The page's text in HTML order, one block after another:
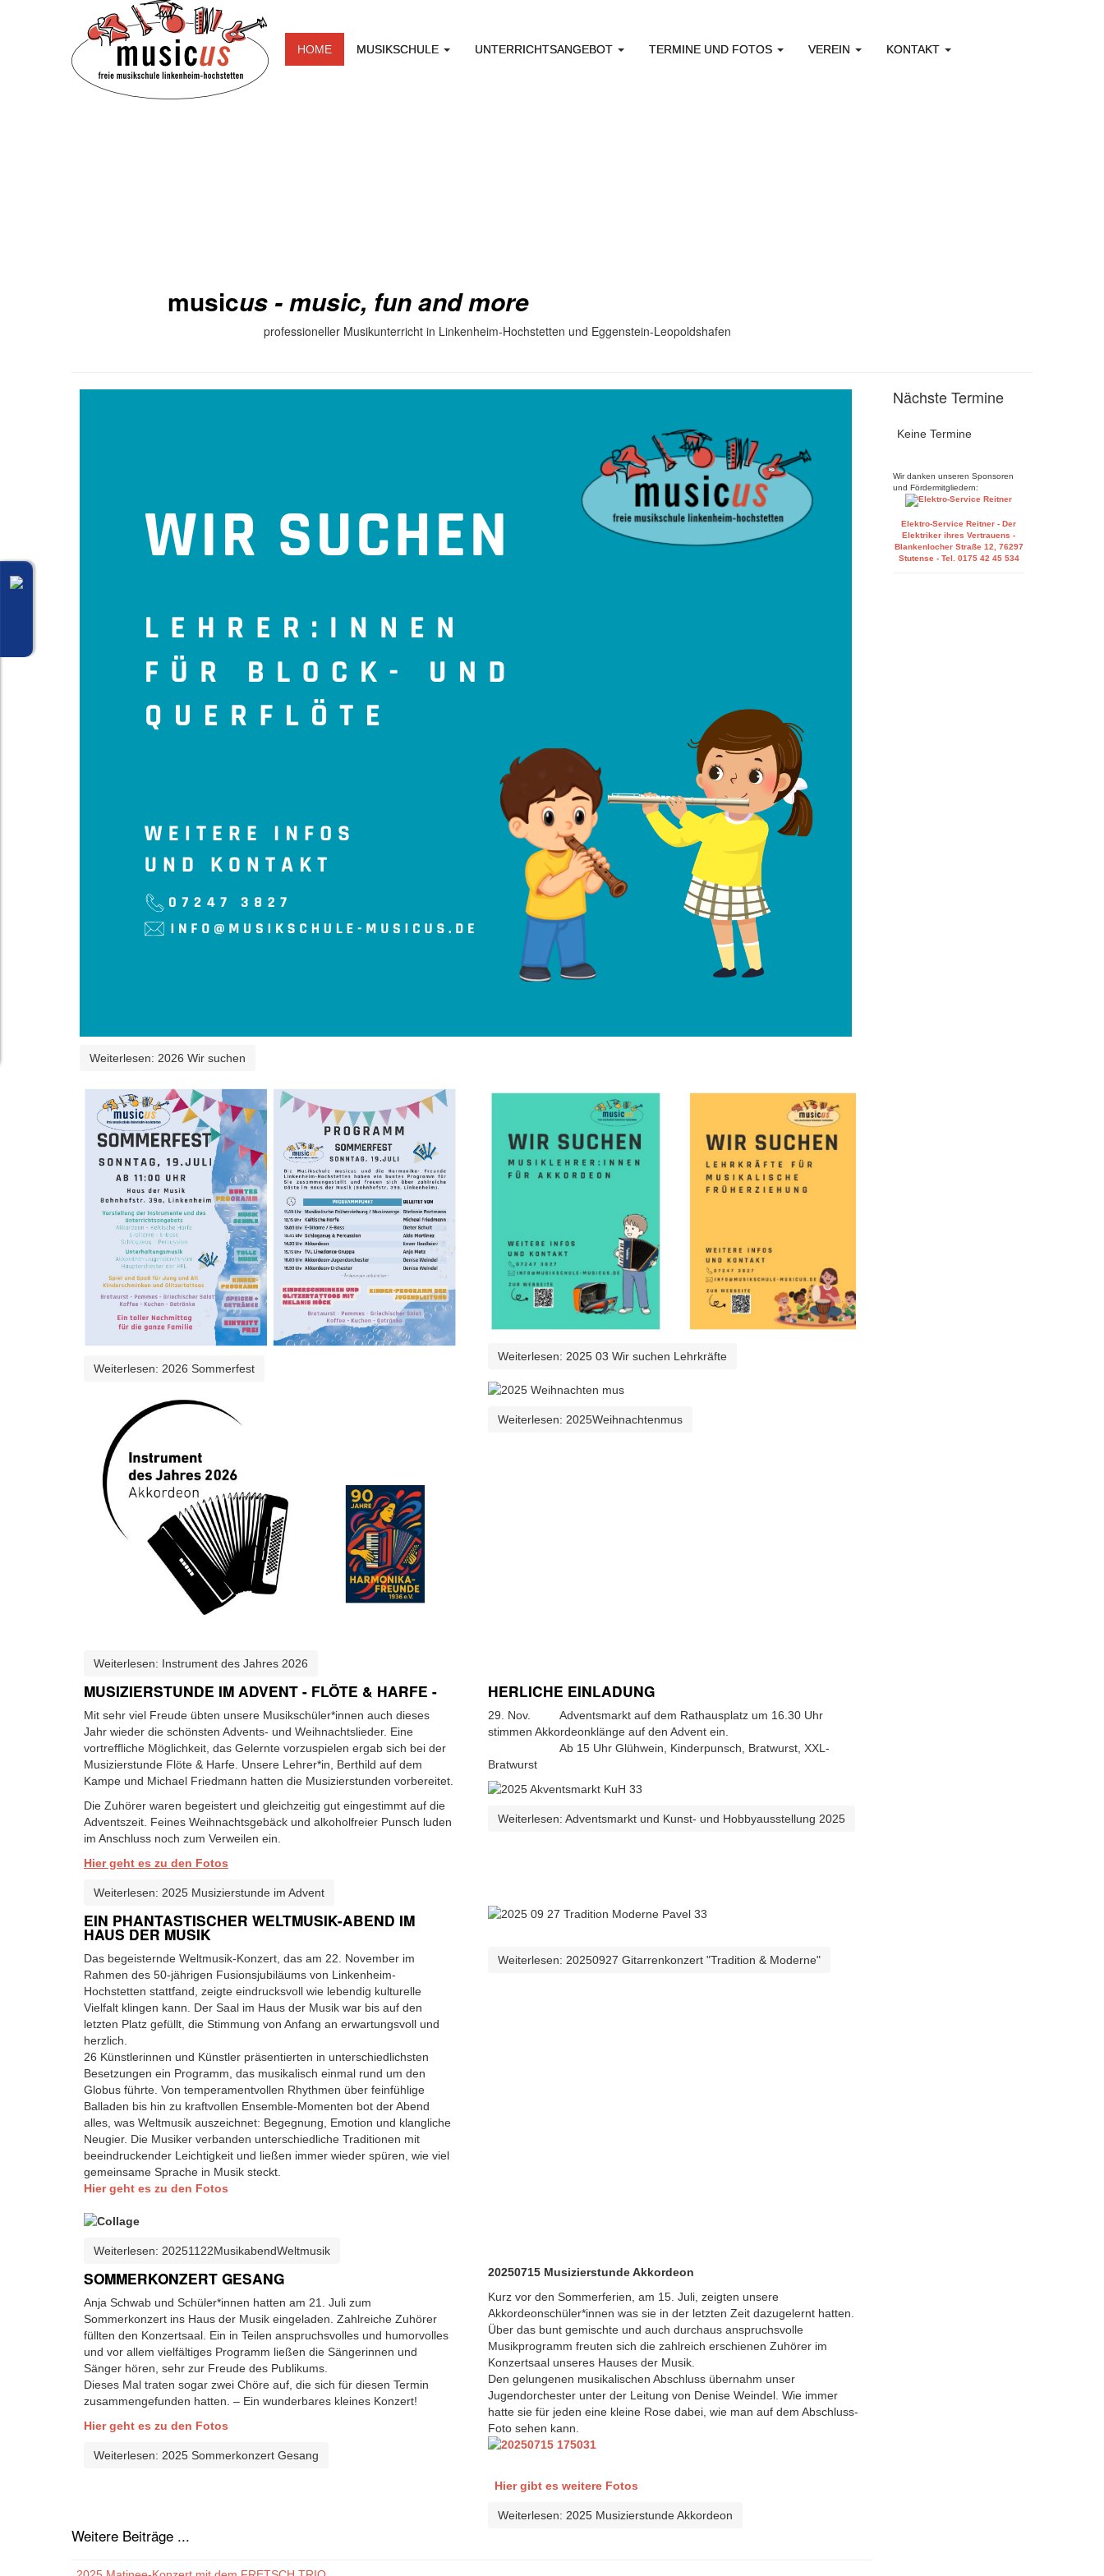
HOME MUSIKSCHULE UNTERRICHTSANGEBOT TERMINE UND FOTOS VEREIN KONTAKT
musicus - music, fun and more
professioneller Musikunterricht in Linkenheim-Hochstetten und Eggenstein-Leopoldshafen
Weiterlesen: 2026 Wir suchen
Weiterlesen: 2026 Sommerfest
Weiterlesen: 2025 03 Wir suchen Lehrkräfte
Weiterlesen: Instrument des Jahres 2026
Weiterlesen: 2025Weihnachtenmus
MUSIZIERSTUNDE IM ADVENT - FLÖTE & HARFE -
Mit sehr viel Freude übten unsere Musikschüler*innen auch dieses
Jahr wieder die schönsten Advents- und Weihnachtslieder. Eine
vortreffliche Möglichkeit, das Gelernte vorzuspielen ergab sich bei der
Musizierstunde Flöte & Harfe. Unsere Lehrer*in, Berthild auf dem
Kampe und Michael Friedmann hatten die Musizierstunden vorbereitet.
Die Zuhörer waren begeistert und gleichzeitig gut eingestimmt auf die
Adventszeit. Feines Weihnachtsgebäck und alkoholfreier Punsch luden
im Anschluss noch zum Verweilen ein.
Hier geht es zu den Fotos
Weiterlesen: 2025 Musizierstunde im Advent
HERLICHE EINLADUNG
29. Nov. Adventsmarkt auf dem Rathausplatz um 16.30 Uhr
stimmen Akkordeonklänge auf den Advent ein.
Ab 15 Uhr Glühwein, Kinderpunsch, Bratwurst, XXL-
Bratwurst
Weiterlesen: Adventsmarkt und Kunst- und Hobbyausstellung 2025
EIN PHANTASTISCHER WELTMUSIK-ABEND IM
HAUS DER MUSIK
Das begeisternde Weltmusik-Konzert, das am 22. November im
Rahmen des 50-jährigen Fusionsjubiläums von Linkenheim-
Hochstetten stattfand, zeigte eindrucksvoll wie lebendig kulturelle
Vielfalt klingen kann. Der Saal im Haus der Musik war bis auf den
letzten Platz gefüllt, die Stimmung von Anfang an erwartungsvoll und
herzlich.
26 Künstlerinnen und Künstler präsentierten in unterschiedlichsten
Besetzungen ein Programm, das musikalisch einmal rund um den
Globus führte. Von temperamentvollen Rhythmen über feinfühlige
Balladen bis hin zu kraftvollen Ensemble-Momenten bot der Abend
alles, was Weltmusik auszeichnet: Begegnung, Emotion und klangliche
Neugier. Die Musiker verbanden unterschiedliche Traditionen mit
beeindruckender Leichtigkeit und ließen immer wieder spüren, wie viel
gemeinsame Sprache in Musik steckt.
Hier geht es zu den Fotos
Weiterlesen: 20251122MusikabendWeltmusik
Weiterlesen: 20250927 Gitarrenkonzert "Tradition & Moderne"
SOMMERKONZERT GESANG
Anja Schwab und Schüler*innen hatten am 21. Juli zum
Sommerkonzert ins Haus der Musik eingeladen. Zahlreiche Zuhörer
füllten den Konzertsaal. Ein in Teilen anspruchsvolles und humorvolles
und vor allem vielfältiges Programm ließen die Sängerinnen und
Sänger hören, sehr zur Freude des Publikums.
Dieses Mal traten sogar zwei Chöre auf, die sich für diesen Termin
zusammengefunden hatten. – Ein wunderbares kleines Konzert!
Hier geht es zu den Fotos
Weiterlesen: 2025 Sommerkonzert Gesang
20250715 Musizierstunde Akkordeon
Kurz vor den Sommerferien, am 15. Juli, zeigten unsere
Akkordeonschüler*innen was sie in der letzten Zeit dazugelernt hatten.
Über das bunt gemischte und auch durchaus anspruchsvolle
Musikprogramm freuten sich die zahlreich erschienen Zuhörer im
Konzertsaal unseres Hauses der Musik.
Den gelungenen musikalischen Abschluss übernahm unser
Jugendorchester unter der Leitung von Denise Weindel. Wie immer
hatte sie für jeden eine kleine Rose dabei, wie man auf dem Abschluss-
Foto sehen kann.
Hier gibt es weitere Fotos
Weiterlesen: 2025 Musizierstunde Akkordeon
Weitere Beiträge ...
Nächste Termine
Keine Termine
Wir danken unseren Sponsoren
und Fördermitgliedern:
Elektro-Service Reitner - Der
Elektriker ihres Vertrauens -
Blankenlocher Straße 12, 76297
Stutense - Tel. 0175 42 45 534